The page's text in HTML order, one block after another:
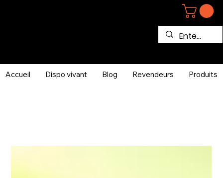
Accueil Dispo vivant Blog Revendeurs Produits